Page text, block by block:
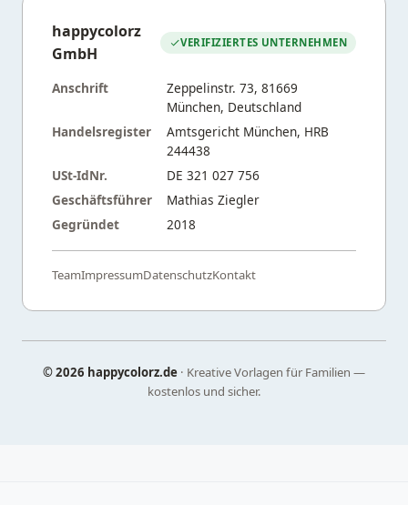
happycolorz
GmbH
VERIFIZIERTES UNTERNEHMEN
Anschrift
Zeppelinstr. 73, 81669
München, Deutschland
Handelsregister
Amtsgericht München, HRB
244438
USt-IdNr.
DE 321 027 756
Geschäftsführer
Mathias Ziegler
Gegründet
2018
TeamImpressumDatenschutzKontakt
©2026 happycolorz.de · Kreative Vorlagen für Familien —
kostenlos und sicher.